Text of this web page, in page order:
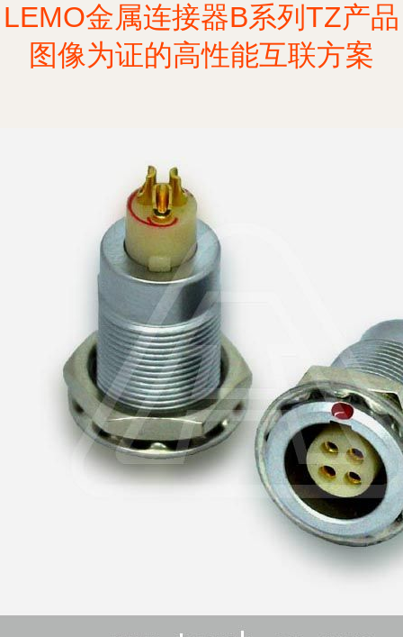
LEMO金属连接器B系列TZ产品
图像为证的高性能互联方案